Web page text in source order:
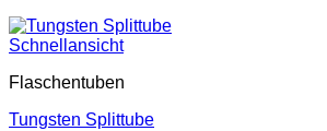
Schnellansicht
Flaschentuben
Tungsten Splittube